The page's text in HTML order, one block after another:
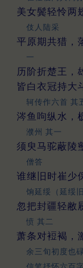
美女鬓轻怜两
伎人陆采
平原期共猎，
一
历阶折楚王，
皆白衣冠持大
轲传作六首 其
涔鱼呴纵水，
濮州 其一
须臾马驼蔽陵
僧答
谁继旧时崔少
饷延绥（延绥
忽把封疆轻敝
愤 其二
萧条对裋褐，
余三旬初度也